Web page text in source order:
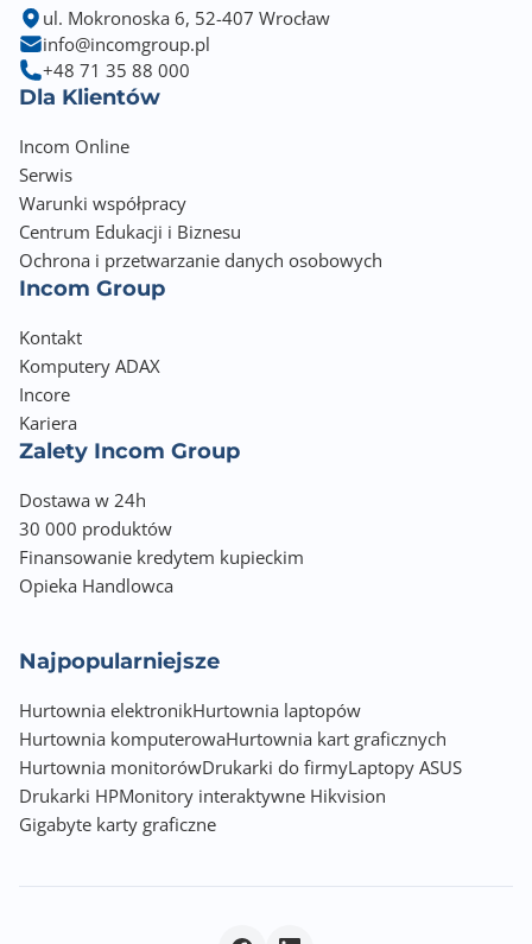
ul. Mokronoska 6, 52-407 Wrocław
info@incomgroup.pl
+48 71 35 88 000
Dla Klientów
Incom Online
Serwis
Warunki współpracy
Centrum Edukacji i Biznesu
Ochrona i przetwarzanie danych osobowych
Incom Group
Kontakt
Komputery ADAX
Incore
Kariera
Zalety Incom Group
Dostawa w 24h
30 000 produktów
Finansowanie kredytem kupieckim
Opieka Handlowca
Najpopularniejsze
Hurtownia elektronikHurtownia laptopów
Hurtownia komputerowaHurtownia kart graficznych
Hurtownia monitorówDrukarki do firmyLaptopy ASUS
Drukarki HPMonitory interaktywne Hikvision
Gigabyte karty graficzne